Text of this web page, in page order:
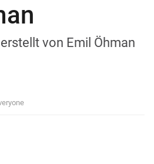
von Emil Öhman